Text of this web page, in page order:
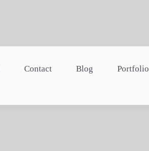
Portfolio
Blog
Contact